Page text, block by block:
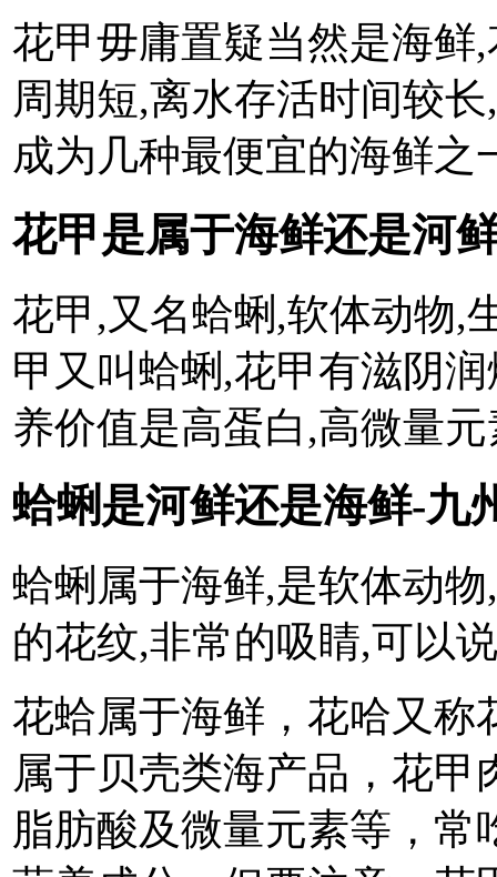
花甲毋庸置疑当然是海鲜
周期短,离水存活时间较
成为几种最便宜的海鲜之
花甲是属于海鲜还是河
花甲,又名蛤蜊,软体动物,
甲又叫蛤蜊,花甲有滋阴
养价值是高蛋白,高微量
蛤蜊是河鲜还是海鲜-九
蛤蜊属于海鲜,是软体动
的花纹,非常的吸睛,可以
花蛤属于海鲜，花哈又称
属于贝壳类海产品，花
脂肪酸及微量元素等，